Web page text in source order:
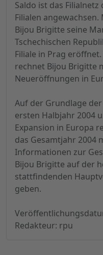
Saldo ist das
Filialen angewachsen.
Bijou Brigitte seine
Tschechischen
Filiale in Prag
rechnet Bijou Brigitte
Neueröffnungen in
Auf der Grundlage
ersten Halbjahr 2004
Expansion in Europa
das Gesamtjahr 2004
Informationen zur
Bijou Brigitte auf der
stattfindenden
geben.
Redakteur: rpu